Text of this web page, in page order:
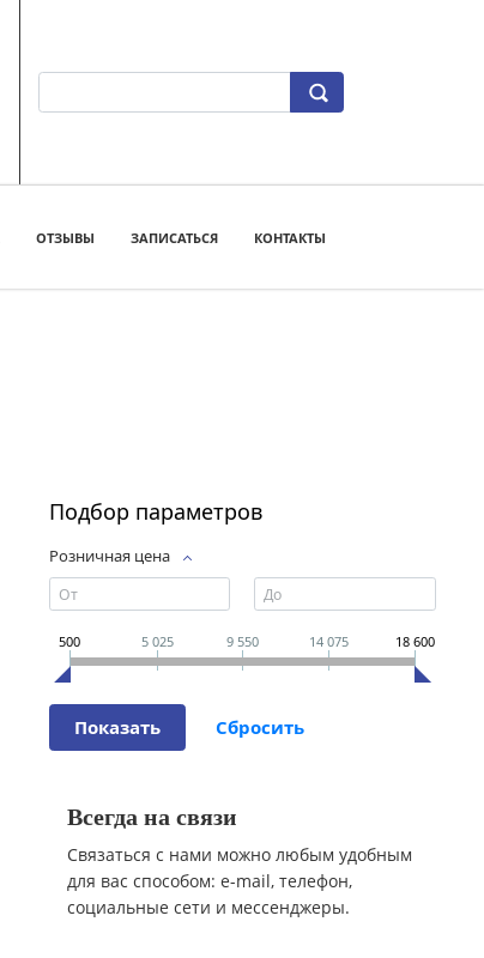
ОТЗЫВЫ ЗАПИСАТЬСЯ КОНТАКТЫ
Подбор параметров
Розничная цена
500 5 025 9 550 14 075 18 600
Всегда на связи
Связаться с нами можно любым удобным
для вас способом: e-mail, телефон,
социальные сети и мессенджеры.